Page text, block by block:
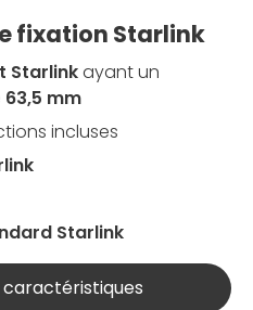
fixation Starlink
Starlinkayant un
63,5 mm
incluses
Starlink